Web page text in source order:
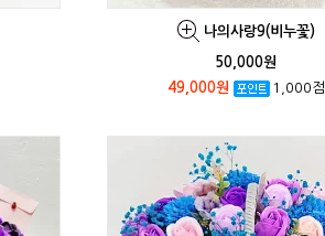
나의사랑9(비누꽃)
50,000원
49,000원
1,000점